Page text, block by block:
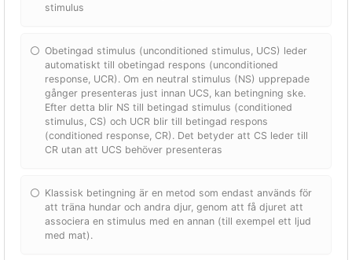
stimulus
Obetingad stimulus (unconditioned stimulus, UCS) leder
automatiskt till obetingad respons (unconditioned
response, UCR). Om en neutral stimulus (NS) upprepade
gånger presenteras just innan UCS, kan betingning ske.
Efter detta blir NS till betingad stimulus (conditioned
stimulus, CS) och UCR blir till betingad respons
(conditioned response, CR). Det betyder att CS leder till
CR utan att UCS behöver presenteras
Klassisk betingning är en metod som endast används för
att träna hundar och andra djur, genom att få djuret att
associera en stimulus med en annan (till exempel ett ljud
med mat).